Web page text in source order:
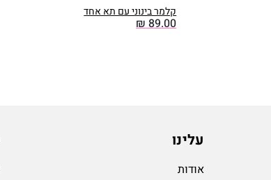
קלמר בינוני עם תא אחד
₪89.00
עלינו
אודות